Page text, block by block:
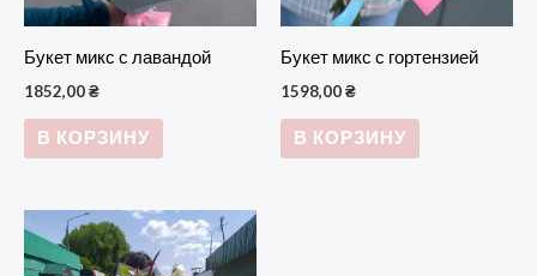
Букет микс с лавандой
1852,00₴
В КОРЗИНУ
Букет микс с гортензией
1598,00₴
В КОРЗИНУ